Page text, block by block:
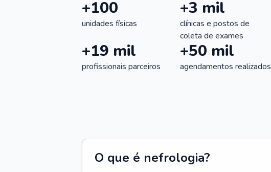
+100
unidades físicas
+3 mil
clínicas e postos de
coleta de exames
+19 mil
profissionais parceiros
+50 mil
agendamentos realizados
O que é nefrologia?